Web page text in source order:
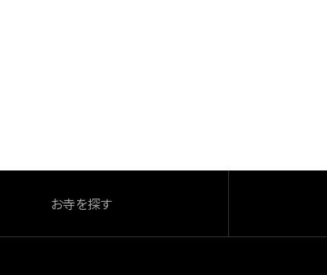
お寺を探す